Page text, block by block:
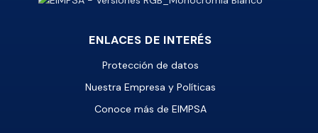
ENLACES DE INTERÉS
Protección de datos
Nuestra Empresa y Políticas
Conoce más de EIMPSA